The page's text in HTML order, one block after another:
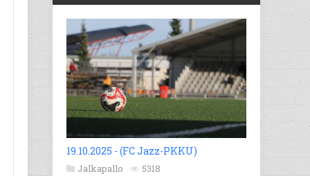
19.10.2025 - (FC Jazz-PKKU)
Jalkapallo 5318